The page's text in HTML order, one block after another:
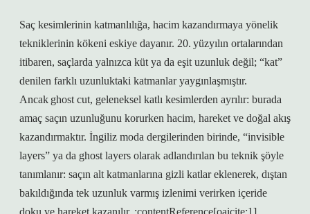
Saç kesimlerinin katmanlılığa, hacim kazandırmaya yönelik
tekniklerinin kökeni eskiye dayanır. 20. yüzyılın ortalarından
itibaren, saçlarda yalnızca küt ya da eşit uzunluk değil; “kat”
denilen farklı uzunluktaki katmanlar yaygınlaşmıştır.
Ancak ghost cut, geleneksel katlı kesimlerden ayrılır: burada
amaç saçın uzunluğunu korurken hacim, hareket ve doğal akış
kazandırmaktır. İngiliz moda dergilerinden birinde, “invisible
layers” ya da ghost layers olarak adlandırılan bu teknik şöyle
tanımlanır: saçın alt katmanlarına gizli katlar eklenerek, dıştan
bakıldığında tek uzunluk varmış izlenimi verirken içeride
doku ve hareket kazanılır. :contentReference[oaicite:1]